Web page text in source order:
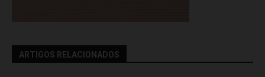
ARTIGOS RELACIONADOS